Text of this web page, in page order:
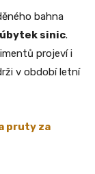
bahna
sinic.
projeví i
v období letní
pruty za